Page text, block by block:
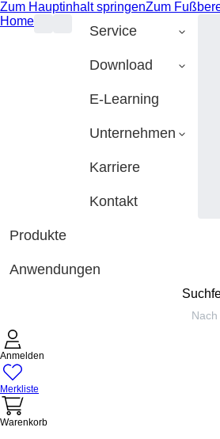
Zum Hauptinhalt springenZum
Home
Service
Download
E-Learning
Unternehmen
Karriere
Kontakt
Produkte
Anwendungen
Anmelden
Merkliste
Warenkorb